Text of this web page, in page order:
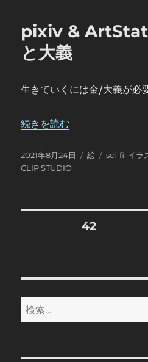
pixiv &
と大義
生きていくには金/大義が必
“pixiv & ArtStation 投稿: 金
続きを読む
投
稿
2021年8月24日
カ
絵
タ
sci-fi, イラ
CLIP STUDIO
の
ペ
固定ページ42
検
索: